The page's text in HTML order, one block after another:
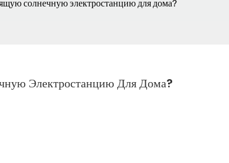
солнечную электростанцию ​​для дома?
Электростанцию ​​для Дома?